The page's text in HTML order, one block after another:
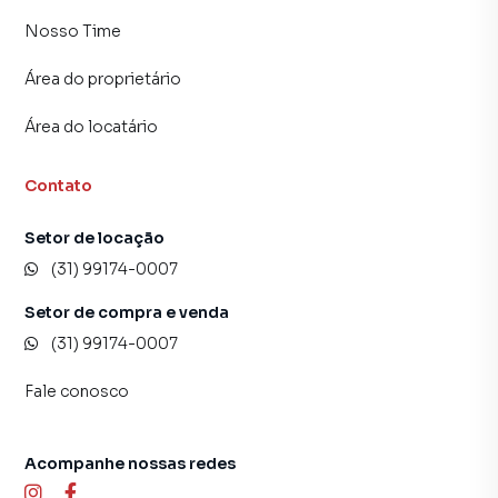
proprietários e inquilinos.
Nosso Time
Área do proprietário
Área do locatário
Contato
Setor de locação
(31) 99174-0007
Setor de compra e venda
(31) 99174-0007
Fale conosco
Acompanhe nossas redes